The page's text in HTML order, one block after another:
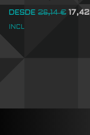
DESDE 26,14€ 17,42
INCL